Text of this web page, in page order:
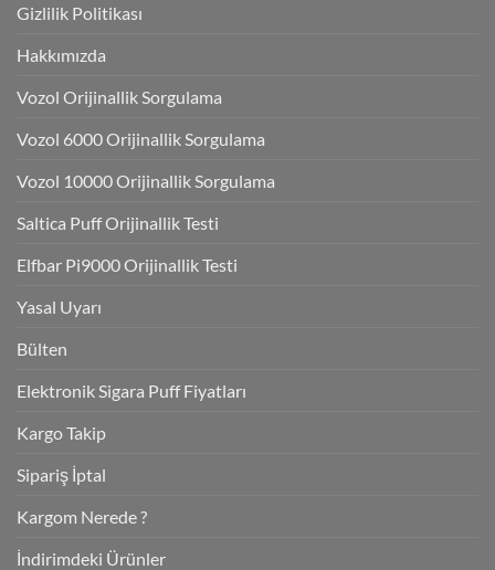
Gizlilik Politikası
Hakkımızda
Vozol Orijinallik Sorgulama
Vozol 6000 Orijinallik Sorgulama
Vozol 10000 Orijinallik Sorgulama
Saltica Puff Orijinallik Testi
Elfbar Pi9000 Orijinallik Testi
Yasal Uyarı
Bülten
Elektronik Sigara Puff Fiyatları
Kargo Takip
Sipariş İptal
Kargom Nerede ?
İndirimdeki Ürünler